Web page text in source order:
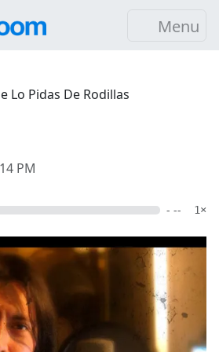
Menu
Lo Pidas De Rodillas
PM
- -- 1×